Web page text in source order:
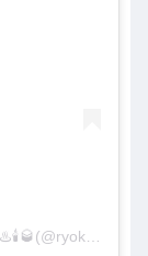
Ryokan koito（いわき湯本温泉旅館こいと)♨️🕯🥃(@ryokankoito)がシェアした投稿